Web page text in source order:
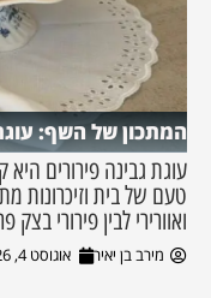
המתכון של השף:
עוגת גבינה פירורים
טעם של בית וזיכרונות
ואוורירי לבין פירורי
מירב בן יאיר אוגוסט 4, 2026